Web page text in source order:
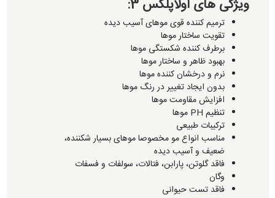
ویژگی های اولاپلکس 3:
ترمیم کننده قوی موهای آسیب دیده
تقویت ساختار موها
برطرف کننده شکستگی موها
بهبود ظاهر و ساختار موها
نرم و درخشان کننده موها
بدون ایجاد تغییر در رنگ موها
افزایش مقاومت موها
تنظیم PH موها
ترکیبات طبیعی
مناسب انواع مو مخصوصا موهای بسیار شکننده،
ضعیف و آسیب دیده
فاقد گلوتن، پارابن، فتالات، سولفات و فسفات
وگان
فاقد تست حیوانی